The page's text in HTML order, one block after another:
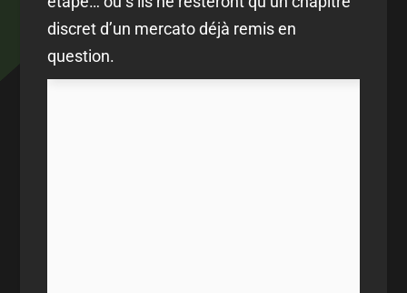
discret d’un mercato déjà remis en
question.